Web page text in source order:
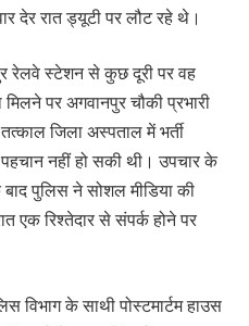
देर रात ड्यूटी पर लौट रहे थे।
रेलवे स्टेशन से कुछ दूरी पर वह
पर अगवानपुर चौकी प्रभारी
जिला अस्पताल में भर्ती
नहीं हो सकी थी। उपचार के
पुलिस ने सोशल मीडिया की
एक रिश्तेदार से संपर्क होने पर
विभाग के साथी पोस्टमार्टम हाउस